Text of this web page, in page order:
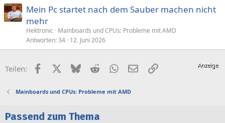
Mein Pc startet nach dem Sauber machen nicht
mehr
Hektronic
Mainboards und CPUs: Probleme mit AMD
Antworten 34 12. Juni 2026
Teilen: FacebookX (Twitter)
BlueskyRedditWhatsApp
E-MailLink
Mainboards und CPUs: Probleme mit AMD
Passend zum Thema